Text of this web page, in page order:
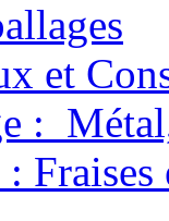
et
:
Fraises